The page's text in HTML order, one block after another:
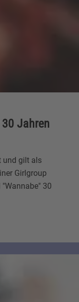
Jahren
und gilt als
Girlgroup
30